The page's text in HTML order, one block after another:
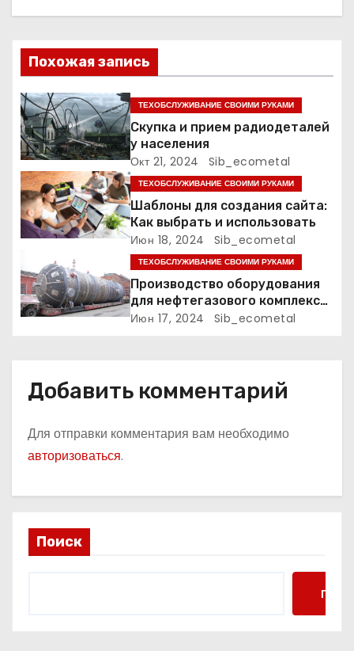
я
п
о
з
а
п
и
с
я
м
Похожая запись
ТЕХОБСЛУЖИВАНИЕ СВОИМИ РУКАМИ
Скупка и прием радиодеталей
у населения
Окт 21, 2024 Sib_ecometal
ТЕХОБСЛУЖИВАНИЕ СВОИМИ РУКАМИ
Шаблоны для создания сайта:
Как выбрать и использовать
Июн 18, 2024 Sib_ecometal
ТЕХОБСЛУЖИВАНИЕ СВОИМИ РУКАМИ
Производство оборудования
для нефтегазового комплекса,
нефтехимии, химии и
Июн 17, 2024 Sib_ecometal
Добавить комментарий
Для отправки комментария вам необходимо
авторизоваться.
Поиск
Поиск